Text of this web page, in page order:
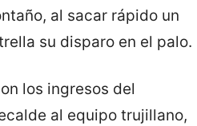
al sacar rápido un
su disparo en el palo.
los ingresos del
al equipo trujillano,